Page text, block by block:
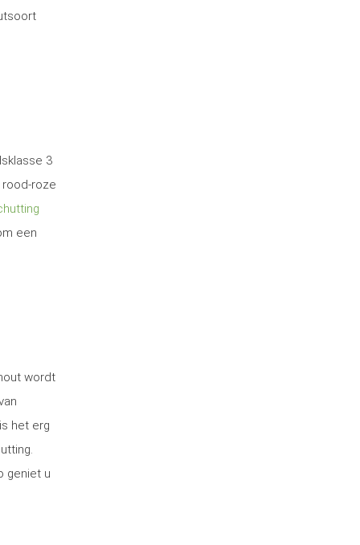
3
roze
een
wordt
het erg
geniet u